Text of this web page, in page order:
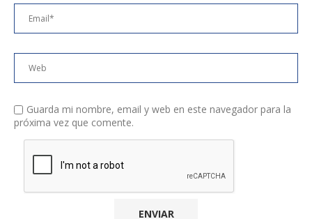
Guarda mi nombre, email y web en este navegador para la
próxima vez que comente.